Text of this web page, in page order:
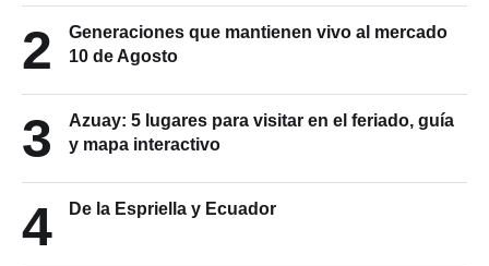
2
Generaciones que mantienen vivo al mercado
10 de Agosto
3
Azuay: 5 lugares para visitar en el feriado, guía
y mapa interactivo
4 De la Espriella y Ecuador